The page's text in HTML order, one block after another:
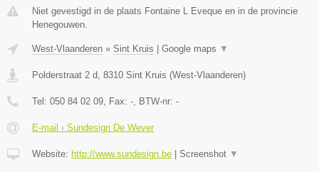
Niet gevestigd in de plaats Fontaine L Eveque en in de provincie
Henegouwen.
West-Vlaanderen » Sint Kruis | Google maps ▼
Polderstraat 2 d 8310 Sint Kruis (West-Vlaanderen)
Tel: 050 84 02 09 , Fax: - , BTW-nr: -
E-mail › Sundesign De Wever
Website: http://www.sundesign.be | Screenshot ▼